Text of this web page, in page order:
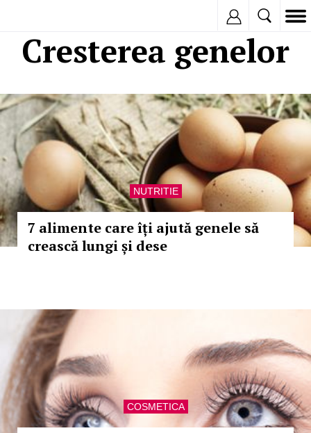
Cresterea genelor
NUTRITIE
7 alimente care îți ajută genele să
crească lungi și dese
COSMETICA